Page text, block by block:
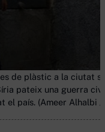
de plàstic a la ciutat
pateix una guerra
el país. (Ameer Alhalbi /